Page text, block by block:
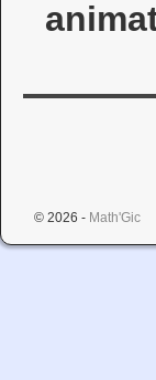
© 2026 - Math'Gic